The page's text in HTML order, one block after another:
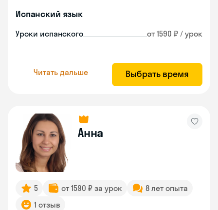
Испанский язык
Уроки испанского от 1590 ₽ / урок
Читать дальше Выбрать время
Анна
5 от 1590 ₽ за урок
8 лет опыта
1 отзыв